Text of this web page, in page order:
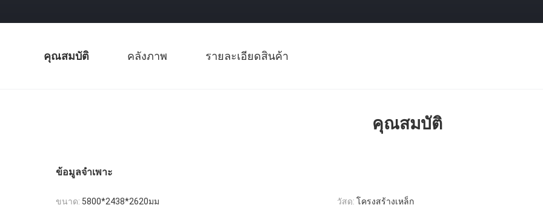
คุณสมบัติ คลังภาพ รายละเอียดสินค้า
คุณสมบัติ
ข้อมูลจำเพาะ
ขนาด: 5800*2438*2620มม วัสดุ: โครงสร้างเหล็ก